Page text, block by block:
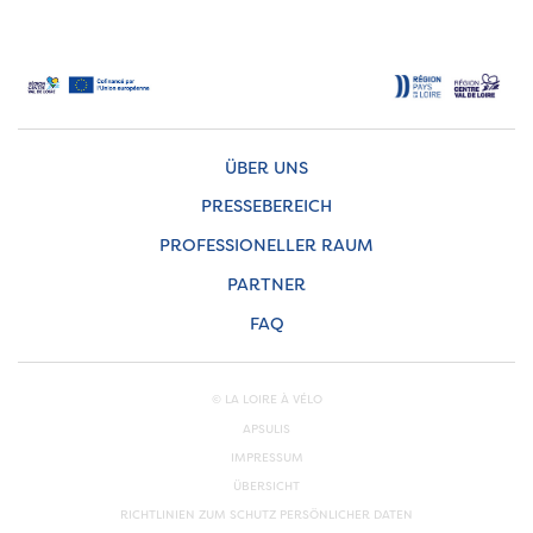
ÜBER UNS
PRESSEBEREICH
PROFESSIONELLER RAUM
PARTNER
FAQ
© LA LOIRE À VÉLO
APSULIS
IMPRESSUM
ÜBERSICHT
RICHTLINIEN ZUM SCHUTZ PERSÖNLICHER DATEN